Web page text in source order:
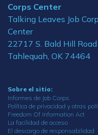
Corps Center
Talking Leaves Job
Center
22717 S. Bald Hill Road
Tahlequah, OK 74464
Sobre el sitio:
Informes de Job Corps
Política de privacidad y otras
Freedom Of Information Act
La facilidad de acceso
El descargo de responsabilidad